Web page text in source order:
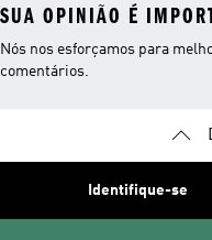
SUA OPINIÃO É
Nós nos esforçamos para
comentários.
Identifique-se